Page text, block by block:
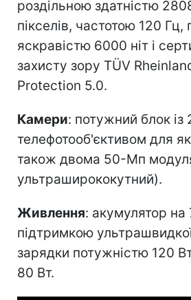
роздільною здатністю
пікселів, частотою 120 Гц,
яскравістю 6000 ніт і
захисту зору TÜV
Protection 5.0.
Камери: потужний блок
телефотооб'єктивом для
також двома 50-Мп
ультраширококутний).
Живлення: акумулятор
підтримкою
зарядки потужністю 120
80 Вт.